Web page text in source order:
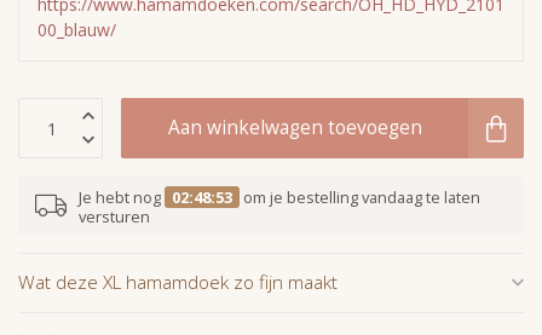
00_blauw/
Aan winkelwagen toevoegen
Je hebt nog 02:48:52 om je bestelling vandaag te laten
versturen
Wat deze XL hamamdoek zo fijn maakt